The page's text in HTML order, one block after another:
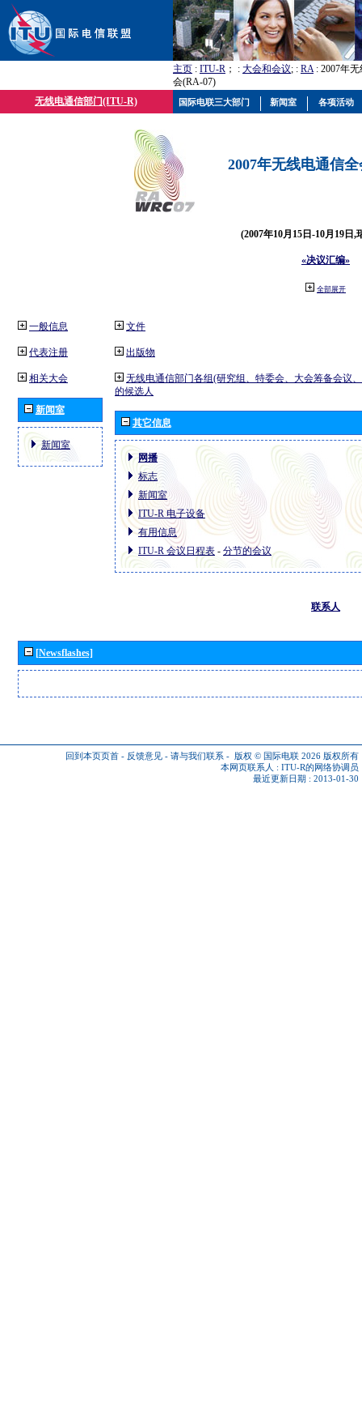
主页 : ITU-R ； : 大会和会议; : RA: 2007年
会(RA-07)
无线电通信部门(ITU-R)
2007年无线电通信
(2007年10月15日-10月19日,
«决议汇编»
全部展开
一般信息
代表注册
相关大会
新闻室
新闻室
文件
出版物
无线电通信部门各组(研究组、特委会、大会筹备会议
的候选人
其它信息
网播
标志
新闻室
ITU-R 电子设备
有用信息
ITU-R 会议日程表 - 分节的会议
联系人
[Newsflashes]
回到本页页首 - 反馈意见 - 请与我们联系 - 版权 © 国际电联 2026 版权所有
本网页联系人 : ITU-R的网络协调员
最近更新日期 : 2013-01-30
国际电联三大部门 新闻室 各项活动